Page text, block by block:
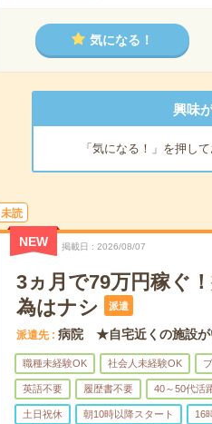
気になる！
興味
「気になる！」を押し
未読
NEW 掲載日 2026/08/07
3ヵ月で79万円稼ぐ
為はナシ
派遣
派遣先 病院 ★自宅近くの施設が
職種未経験OK 社会人未経験OK
英語不要 履歴書不要 40～50代活
土日祝休 朝10時以降スタート 16